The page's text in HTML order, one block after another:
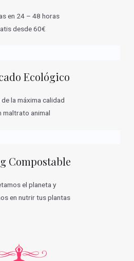
en 24 – 48 horas
desde 60€
Ecológico
la máxima calidad
maltrato animal
Compostable
el planeta y
en nutrir tus plantas